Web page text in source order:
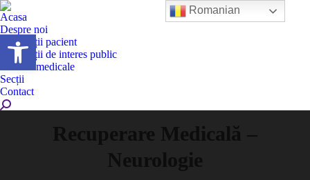
Deschide bara de unelte
Acasa
Despre noi
Informații pacient
Informații de interes public
Servicii medicale
Secții
Contact
Search:
Romanian